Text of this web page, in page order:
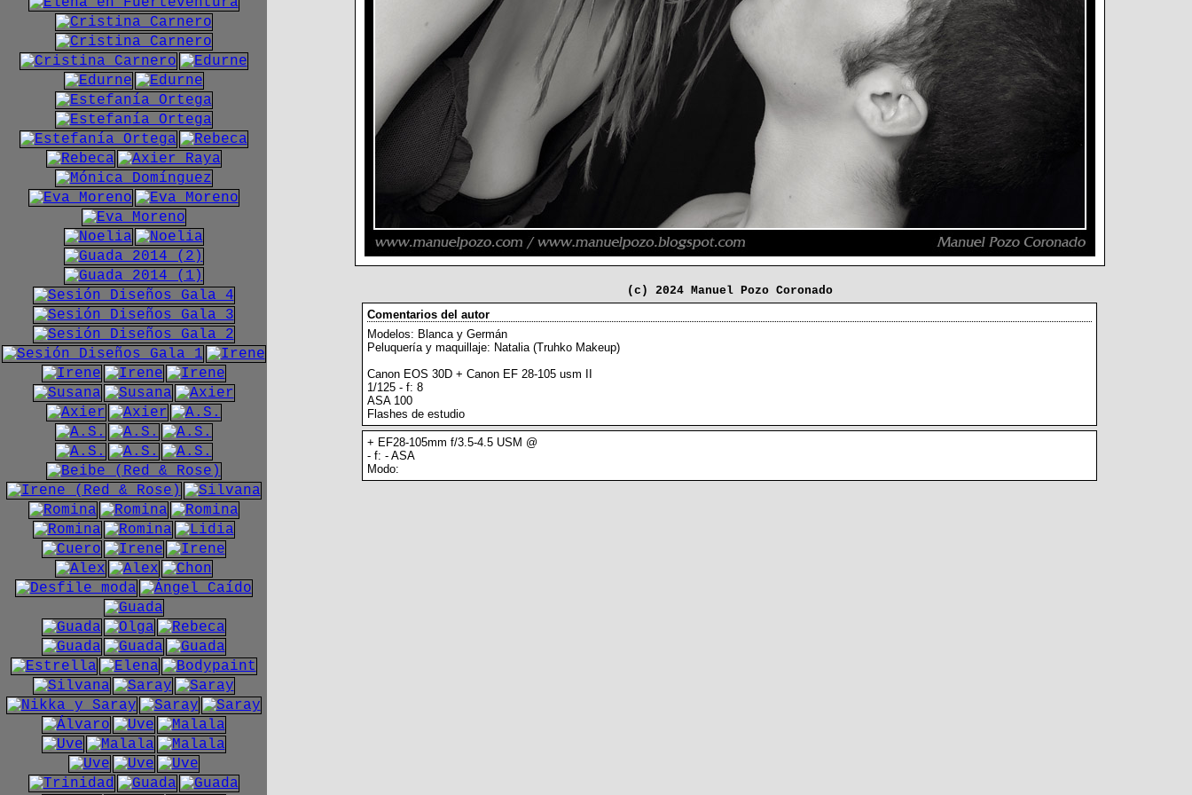
(c) 2024 Manuel Pozo Coronado
Comentarios del autor
Modelos: Blanca y Germán
Peluquería y maquillaje: Natalia (Truhko Makeup)
Canon EOS 30D + Canon EF 28-105 usm II
1/125 - f: 8
ASA 100
Flashes de estudio
+ EF28-105mm f/3.5-4.5 USM @
- f: - ASA
Modo: